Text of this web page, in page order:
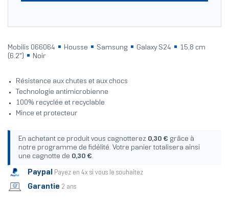
Mobilis 066064 Housse Samsung Galaxy S24
15,8 cm
(6.2")
Noir
Résistance aux chutes et aux chocs
Technologie antimicrobienne
100% recyclée et recyclable
Mince et protecteur
En achetant ce produit vous cagnotterez 0,30 € grâce à
notre programme de fidélité. Votre panier totalisera ainsi
une cagnotte de 0,30 €.
Paypal Payez en 4x si vous le souhaitez
Garantie 2 ans